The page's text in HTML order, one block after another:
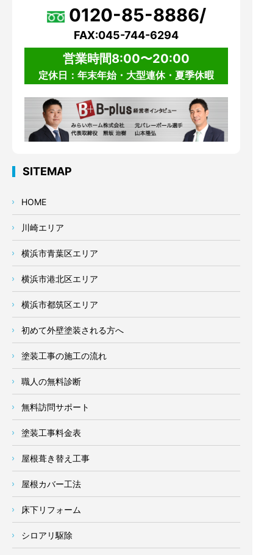
0120-85-8886/
FAX:045-744-6294
営業時間8:00〜20:00
定休日：年末年始・大型連休・夏季休暇
SITEMAP
HOME
川崎エリア
横浜市青葉区エリア
横浜市港北区エリア
横浜市都筑区エリア
初めて外壁塗装される方へ
塗装工事の施工の流れ
職人の無料診断
無料訪問サポート
塗装工事料金表
屋根葺き替え工事
屋根カバー工法
床下リフォーム
シロアリ駆除